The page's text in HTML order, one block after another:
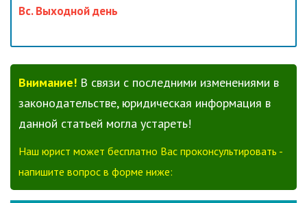
Вс. Выходной день
Внимание! В связи с последними изменениями в
законодательстве, юридическая информация в
данной статьей могла устареть!
Наш юрист может бесплатно Вас проконсультировать -
напишите вопрос в форме ниже: